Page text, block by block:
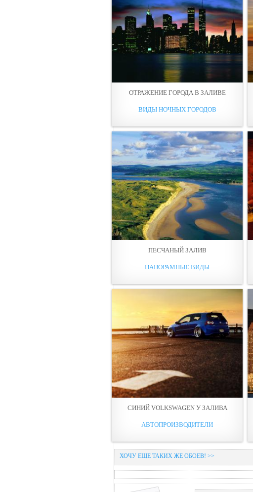
ОТРАЖЕНИЕ ГОРОДА В ЗАЛИВЕ
ВИДЫ НОЧНЫХ ГОРОДОВ
ПЕСЧАНЫЙ ЗАЛИВ
ПАНОРАМНЫЕ ВИДЫ
СИНИЙ VOLKSWAGEN У ЗАЛИВА
АВТОПРОИЗВОДИТЕЛИ
ХОЧУ ЕЩЕ ТАКИХ ЖЕ ОБОЕВ! >>